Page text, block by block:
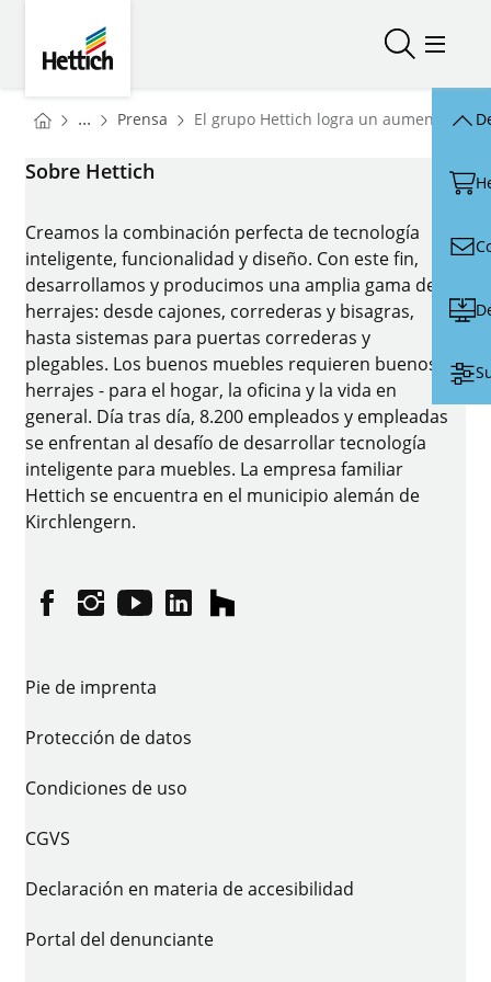
Abrir/Abrir/
You are here:
Homepage
... Prensa Homepage
El grupo Hettich logra un aumento del
Sobre Hettich
Creamos la combinación perfecta de tecnología
inteligente, funcionalidad y diseño. Con este fin,
desarrollamos y producimos una amplia gama de
herrajes: desde cajones, correderas y bisagras,
hasta sistemas para puertas correderas y
plegables. Los buenos muebles requieren buenos
herrajes - para el hogar, la oficina y la vida en
general. Día tras día, 8.200 empleados y empleadas
se enfrentan al desafío de desarrollar tecnología
inteligente para muebles. La empresa familiar
Hettich se encuentra en el municipio alemán de
Kirchlengern.
FacebookInstagram
YouTubelinkedinhouzz
Pie de imprenta
Protección de datos
Condiciones de uso
CGVS
Declaración en materia de accesibilidad
Portal del denunciante